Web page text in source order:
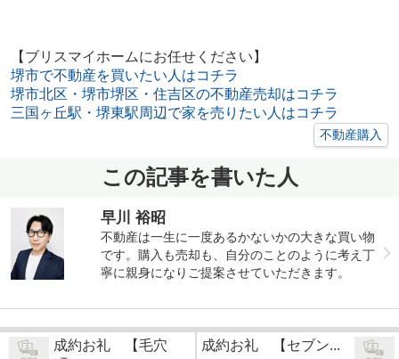
【ブリスマイホームにお任せください】
堺市で不動産を買いたい人はコチラ
堺市北区・堺市堺区・住吉区の不動産売却はコチラ
三国ヶ丘駅・堺東駅周辺で家を売りたい人はコチラ
不動産購入
この記事を書いた人
早川 裕昭
不動産は一生に一度あるかないかの大きな買い物
です。購入も売却も、自分のことのように考え丁
寧に親身になりご提案させていただきます。
成約お礼 【毛穴
成約お礼 【セブン...